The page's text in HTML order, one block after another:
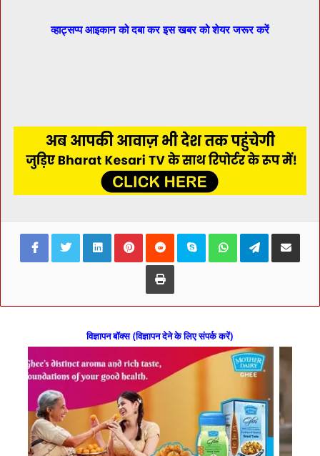
व्हाट्सप्प आइकान को दबा कर इस खबर को शेयर जरूर करें
FacebookTwitterLinkedInPinterestReddit Skype WhatsAppTelegramShare via
Print
विज्ञापन बॉक्स (विज्ञापन देने के लिए संपर्क करें)